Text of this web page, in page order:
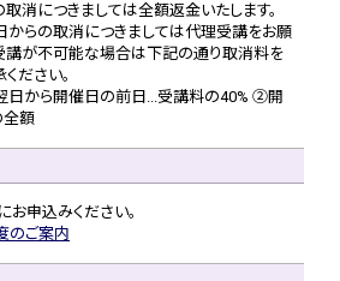
消につきましては全額返金いたします。
らの取消につきましては代理受講をお願
講が不可能な場合は下記の通り取消料を
ださい。
から開催日の前日...受講料の40% ②開
全額
申込みください。
のご案内